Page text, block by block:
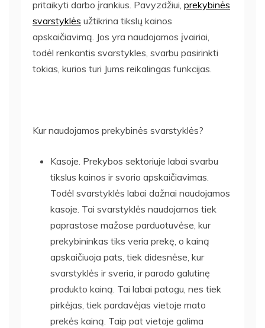
pritaikyti darbo įrankius. Pavyzdžiui, prekybinės
svarstyklės užtikrina tikslų kainos
apskaičiavimą. Jos yra naudojamos įvairiai,
todėl renkantis svarstykles, svarbu pasirinkti
tokias, kurios turi Jums reikalingas funkcijas.
Kur naudojamos prekybinės svarstyklės?
Kasoje. Prekybos sektoriuje labai svarbu
tikslus kainos ir svorio apskaičiavimas.
Todėl svarstyklės labai dažnai naudojamos
kasoje. Tai svarstyklės naudojamos tiek
paprastose mažose parduotuvėse, kur
prekybininkas tiks veria prekę, o kainą
apskaičiuoja pats, tiek didesnėse, kur
svarstyklės ir sveria, ir parodo galutinę
produkto kainą. Tai labai patogu, nes tiek
pirkėjas, tiek pardavėjas vietoje mato
prekės kainą. Taip pat vietoje galima